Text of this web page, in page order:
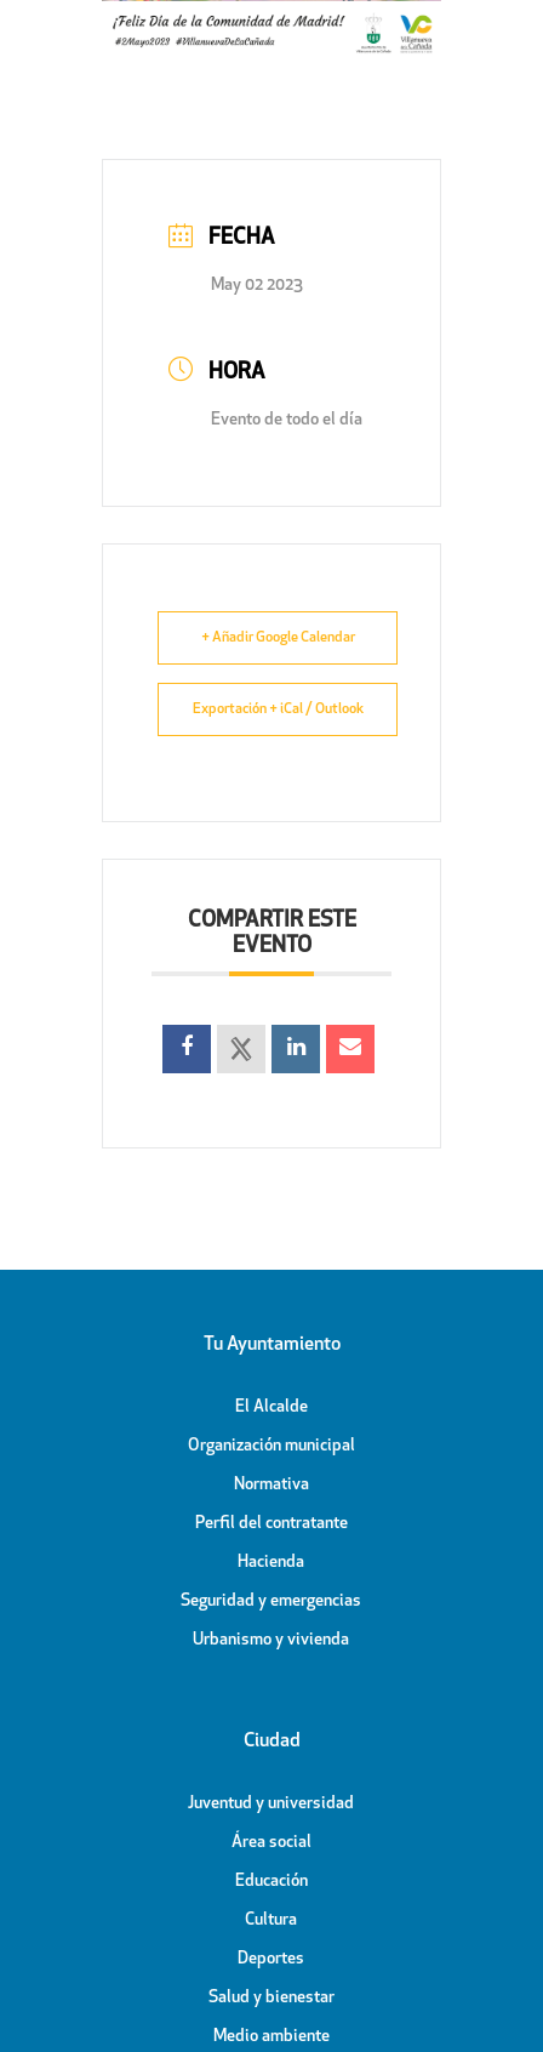
FECHA
May 02 2023
HORA
Evento de todo el día
+ Añadir Google Calendar
Exportación + iCal / Outlook
COMPARTIR ESTE
EVENTO
Tu Ayuntamiento
El Alcalde
Organización municipal
Normativa
Perfil del contratante
Hacienda
Seguridad y emergencias
Urbanismo y vivienda
Ciudad
Juventud y universidad
Área social
Educación
Cultura
Deportes
Salud y bienestar
Medio ambiente